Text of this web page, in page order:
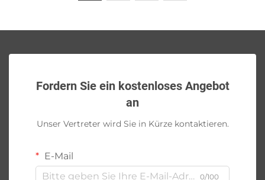
Fordern Sie ein kostenloses Angebot
an
Unser Vertreter wird Sie in Kürze kontaktieren.
E-Mail
0/100